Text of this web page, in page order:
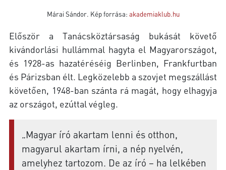
Márai Sándor. Kép forrása: akademiaklub.hu
Először a Tanácsköztársaság bukását követő
kivándorlási hullámmal hagyta el Magyarországot,
és 1928-as hazatéréséig Berlinben, Frankfurtban
és Párizsban élt. Legközelebb a szovjet megszállást
követően, 1948-ban szánta rá magát, hogy elhagyja
az országot, ezúttal végleg.
„Magyar író akartam lenni és otthon,
magyarul akartam írni, a nép nyelvén,
amelyhez tartozom. De az író – ha lelkében